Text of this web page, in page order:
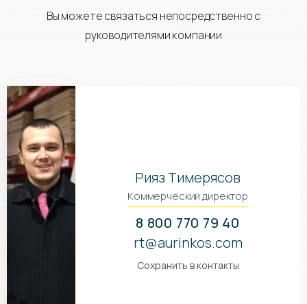
Вы можете связаться непосредственно с
руководителями компании
Рияз Тимерясов
Коммерческий директор
8 800 770 79 40
rt@aurinkos.com
Сохранить в контакты